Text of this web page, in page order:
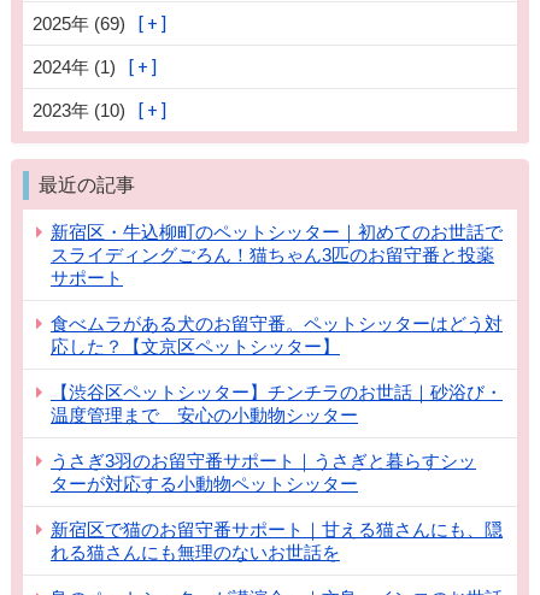
2025年 (69)
2024年 (1)
2023年 (10)
最近の記事
新宿区・牛込柳町のペットシッター｜初めてのお世話で
スライディングごろん！猫ちゃん3匹のお留守番と投薬
サポート
食べムラがある犬のお留守番。ペットシッターはどう対
応した？【文京区ペットシッター】
【渋谷区ペットシッター】チンチラのお世話｜砂浴び・
温度管理まで 安心の小動物シッター
うさぎ3羽のお留守番サポート｜うさぎと暮らすシッ
ターが対応する小動物ペットシッター
新宿区で猫のお留守番サポート｜甘える猫さんにも、隠
れる猫さんにも無理のないお世話を